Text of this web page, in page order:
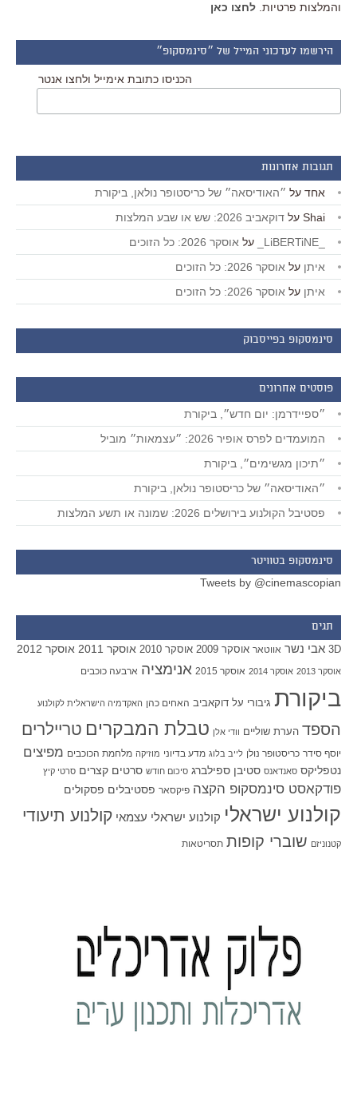
והמלצות פרטיות. לחצו כאן
הירשמו לעדכוני המייל של ״סינמסקופ״
הכניסו כתובת אימייל ולחצו אנטר
תגובות אחרונות
אחד על ״האודיסאה״ של כריסטופר נולאן, ביקורת
Shai על דוקאביב 2026: שש או שבע המלצות
על אוסקר 2026: כל הזוכים
איתן על אוסקר 2026: כל הזוכים
איתן על אוסקר 2026: כל הזוכים
סינמסקופ בפייסבוק
פוסטים אחרונים
״ספיידרמן: יום חדש״, ביקורת
המועמדים לפרס אופיר 2026: ״עצמאות״ מוביל
״תיכון מגשימים״, ביקורת
״האודיסאה״ של כריסטופר נולאן, ביקורת
פסטיבל הקולנוע בירושלים 2026: שמונה או תשע המלצות
סינמסקופ בטוויטר
Tweets by @cinemascopian
תגים
3D אבי נשר אווטאר אוסקר 2009 אוסקר 2010 אוסקר 2011 אוסקר 2012
אוסקר 2013 אוסקר 2014 אוסקר 2015 אנימציה ארבעה כוכבים
ביקורת גיבורי על דוקאביב האחים כהן האקדמיה הישראלית לקולנוע
הספד הערת שוליים וודי אלן טבלת המבקרים טריילרים
יוסף סידר כריסטופר נולן לייב בלוג מדע בדיוני מוזיקה מלחמת הכוכבים מפיצים
נטפליקס סאנדאנס סטיבן ספילברג סיכום חודש סרטים קצרים סרטי קיץ
פודקאסט סינמסקופ הקצה פיקסאר פסטיבלים פסקולים
קולנוע ישראלי קולנוע ישראלי עצמאי קולנוע תיעודי
קטנוניזם שוברי קופות תסריטאות